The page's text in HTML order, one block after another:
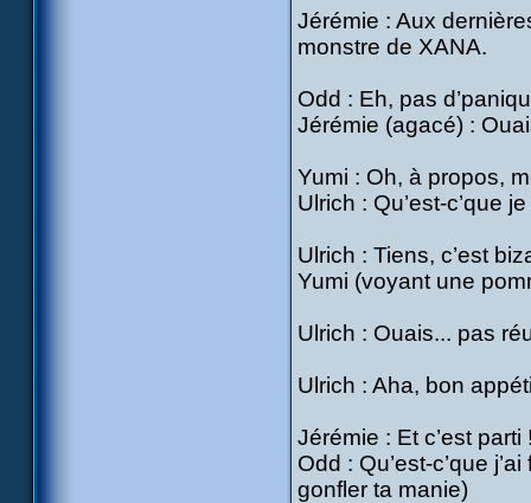
Jérémie : Aux
monstre de XANA.
Odd : Eh, pas
Jérémie (agacé) :
Yumi : Oh, à propos,
Ulrich : Qu’est-c’que
Ulrich : Tiens, c’est
Yumi (voyant une
Ulrich : Ouais... pas
Ulrich : Aha, bon
Jérémie : Et c’est
Odd : Qu’est-c’que
gonfler ta manie)